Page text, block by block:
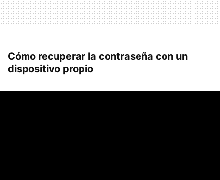
Cómo recuperar la contraseña con un
dispositivo propio